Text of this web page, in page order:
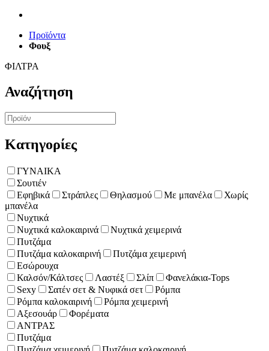
Προϊόντα
Φουξ
ΦΙΛΤΡΑ
Αναζήτηση
Κατηγορίες
ΓΥΝΑΙΚΑ
Σουτιέν
Εφηβικά
Στράπλες Θηλασμού Με μπανέλα
Χωρίς
μπανέλα
Νυχτικά
Νυχτικά καλοκαιρινά
Νυχτικά χειμερινά
Πυτζάμα
Πυτζάμα καλοκαιρινή
Πυτζάμα χειμερινή
Εσώρουχα
Καλσόν/Κάλτσες
Λαστέξ Σλίπ
Φανελάκια-Tops
Sexy
Σατέν σετ & Νυφικά σετ
Ρόμπα
Ρόμπα καλοκαιρινή
Ρόμπα χειμερινή
Αξεσουάρ
Φορέματα
ΑΝΤΡΑΣ
Πυτζάμα